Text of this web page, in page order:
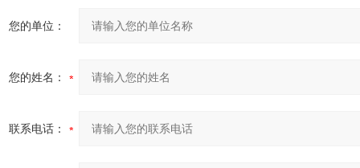
您的单位：
您的姓名：
联系电话：